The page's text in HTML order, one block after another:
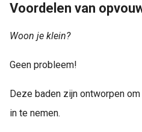
Voordelen van
Woon je klein?
Geen probleem!
Deze baden zijn ontworpen
in te nemen.